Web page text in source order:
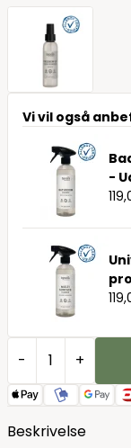
Vi vil også
-
- +
Beskrivelse